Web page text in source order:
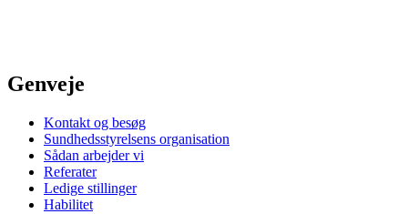
Genveje
Kontakt og besøg
Sundhedsstyrelsens organisation
Sådan arbejder vi
Referater
Ledige stillinger
Habilitet